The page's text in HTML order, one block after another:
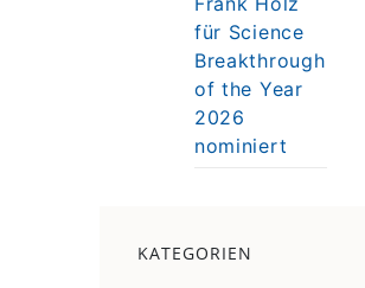
für Science
Breakthrough
of the Year
2026
nominiert
KATEGORIEN